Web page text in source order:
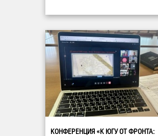
КОНФЕРЕНЦИЯ «К ЮГУ ОТ ФРОНТА: